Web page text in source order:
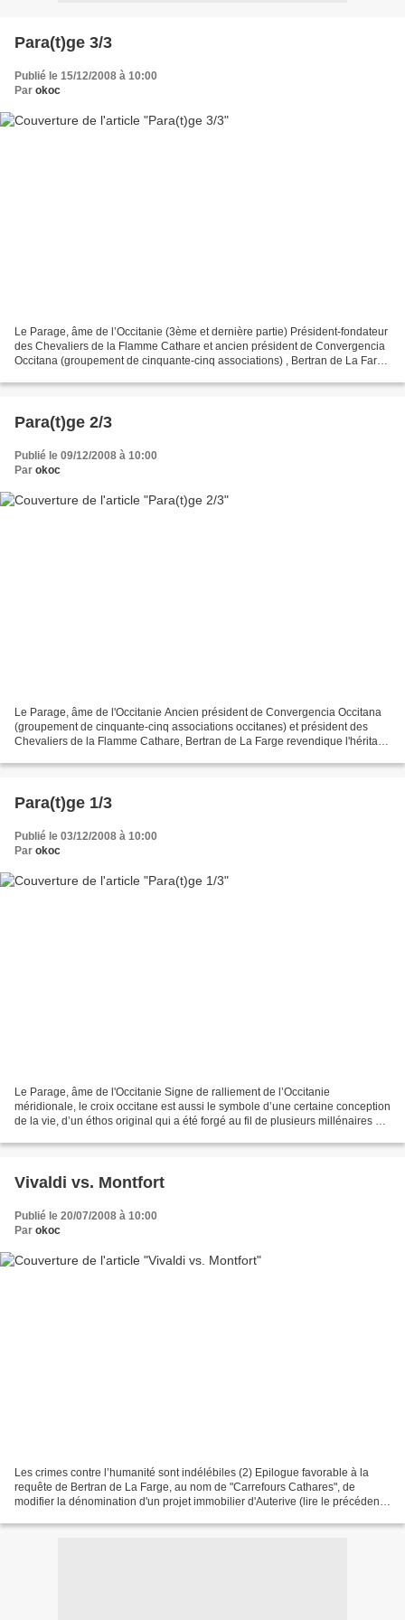
Para(t)ge 3/3
Publié le 15/12/2008 à 10:00
Par okoc
Le Parage, âme de l’Occitanie (3ème et dernière partie) Président-fondateur
des Chevaliers de la Flamme Cathare et ancien président de Convergencia
Occitana (groupement de cinquante-cinq associations) , Bertran de La Farge
Para(t)ge 2/3
Publié le 09/12/2008 à 10:00
Par okoc
Le Parage, âme de l'Occitanie Ancien président de Convergencia Occitana
(groupement de cinquante-cinq associations occitanes) et président des
Chevaliers de la Flamme Cathare, Bertran de La Farge revendique l'héritage
Para(t)ge 1/3
Publié le 03/12/2008 à 10:00
Par okoc
Le Parage, âme de l'Occitanie Signe de ralliement de l’Occitanie
méridionale, le croix occitane est aussi le symbole d’une certaine conception
de la vie, d’un éthos original qui a été forgé au fil de plusieurs millénaires de
Vivaldi vs. Montfort
Publié le 20/07/2008 à 10:00
Par okoc
Les crimes contre l’humanité sont indélébiles (2) Epilogue favorable à la
requête de Bertran de La Farge, au nom de "Carrefours Cathares", de
modifier la dénomination d'un projet immobilier d'Auterive (lire le précédent